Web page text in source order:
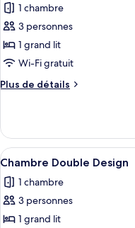
Chambre
Familiale
les
photos
pour
ce
type
de
Chambre
Double
Affaires
1 chambre
3 personnes
1 grand lit
Wi-Fi gratuit
Plus de détails
Plus
le
type
de
Chambre
Double
Afficher
toutes
les
photos
pour
9
Chambre Double Design
1 chambre
3 personnes
1 grand lit